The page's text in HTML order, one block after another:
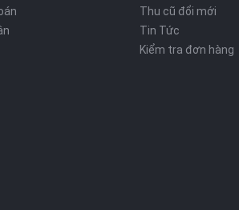
Thu cũ đổi mới
Tin Tức
Kiểm tra đơn hàng